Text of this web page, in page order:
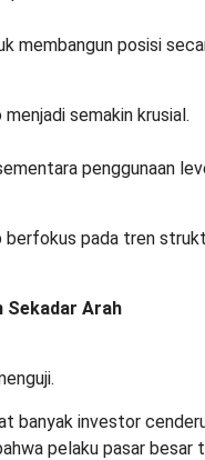
membangun posisi
semakin krusial.
penggunaan
pada tren
Sekadar Arah
banyak investor
pelaku pasar